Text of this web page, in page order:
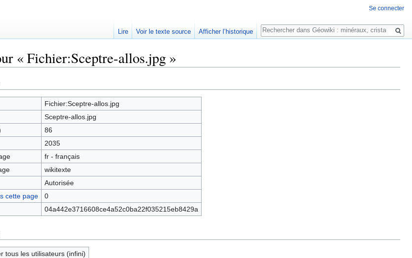
« Fichier:Sceptre-allos.jpg »
Fichier:Sceptre-allos.jpg
Sceptre-allos.jpg
86
2035
fr - français
wikitexte
Autorisée
cette page
0
04a442e3716608ce4a52c0ba22f035215eb8429a
tous les utilisateurs (infini)
Se connecter
Lire Voir le texte source Afficher l’historique
Rechercher